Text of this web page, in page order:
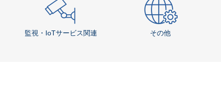
監視・IoTサービス関連 その他